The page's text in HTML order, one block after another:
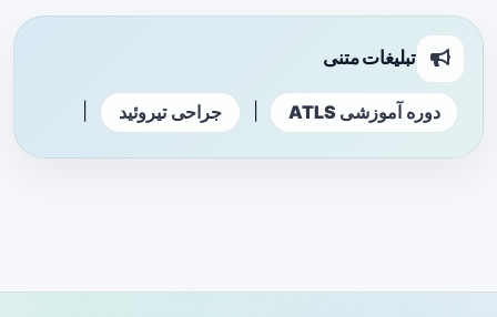
تبلیغات متنی
دوره آموزشی ATLS جراحی تیروئید